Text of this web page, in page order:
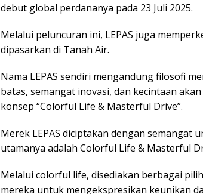
debut global perdananya pada 23 Juli 2025.
Melalui peluncuran ini, LEPAS juga
dipasarkan di Tanah Air.
Nama LEPAS sendiri mengandung filosofi
batas, semangat inovasi, dan kecintaan
konsep “Colorful Life & Masterful Drive”.
Merek LEPAS diciptakan dengan semangat
utamanya adalah Colorful Life & Masterful
Melalui colorful life, disediakan berbagai
mereka untuk mengekspresikan keunikan